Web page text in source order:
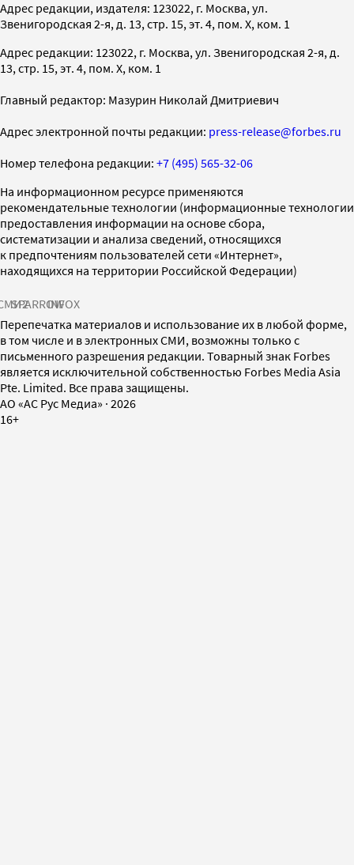
Адрес редакции, издателя: 123022, г. Москва, ул.
Звенигородская 2-я, д. 13, стр. 15, эт. 4, пом. X, ком. 1
Адрес редакции: 123022, г. Москва, ул. Звенигородская 2-я, д.
13, стр. 15, эт. 4, пом. X, ком. 1
Главный редактор: Мазурин Николай Дмитриевич
Адрес электронной почты редакции: press-release@forbes.ru
Номер телефона редакции: +7 (495) 565-32-06
На информационном ресурсе применяются
рекомендательные технологии (информационные технологии
предоставления информации на основе сбора,
систематизации и анализа сведений, относящихся
к предпочтениям пользователей сети «Интернет»,
находящихся на территории Российской Федерации)
SPARROWINFOX
Перепечатка материалов и использование их в любой форме,
в том числе и в электронных СМИ, возможны только с
письменного разрешения редакции. Товарный знак Forbes
является исключительной собственностью Forbes Media Asia
Pte. Limited. Все права защищены.
AO «АС Рус Медиа» · 2026
16+